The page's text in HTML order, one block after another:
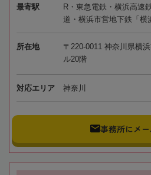
最寄駅
R・東急電鉄・横浜高速
道・横浜市営地下鉄「横
所在地
〒220-0011 神奈川県横
ル20階
対応エリア 神奈川
事務所にメ